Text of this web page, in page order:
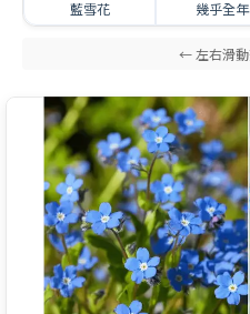
藍雪花 幾乎全年